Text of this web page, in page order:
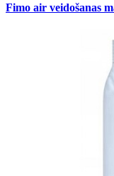
Fimo air veidošanas